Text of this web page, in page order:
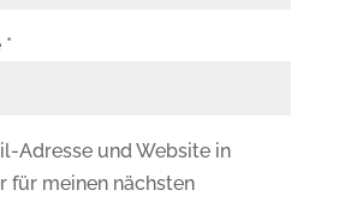
*
Adresse und Website in
für meinen nächsten